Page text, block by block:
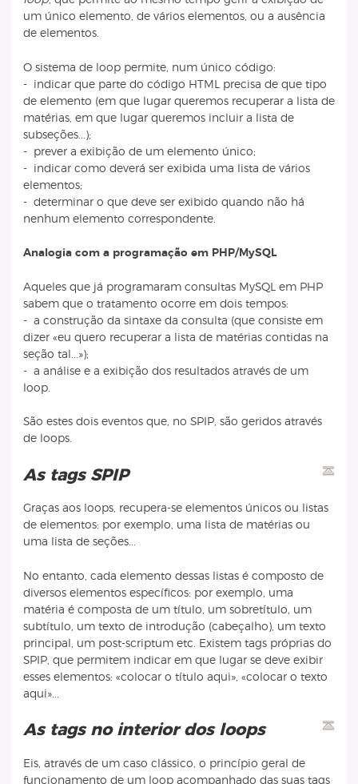
um único elemento, de vários elementos, ou a ausência
de elementos.
O sistema de loop permite, num único código:
- indicar que parte do código HTML precisa de que tipo
de elemento (em que lugar queremos recuperar a lista de
matérias, em que lugar queremos incluir a lista de
subseções...);
- prever a exibição de um elemento único;
- indicar como deverá ser exibida uma lista de vários
elementos;
- determinar o que deve ser exibido quando não há
nenhum elemento correspondente.
Analogia com a programação em PHP/MySQL
Aqueles que já programaram consultas MySQL em PHP
sabem que o tratamento ocorre em dois tempos:
- a construção da sintaxe da consulta (que consiste em
dizer «eu quero recuperar a lista de matérias contidas na
seção tal...»);
- a análise e a exibição dos resultados através de um
loop.
São estes dois eventos que, no SPIP, são geridos através
de loops.
As tags SPIP
Graças aos loops, recupera-se elementos únicos ou listas
de elementos: por exemplo, uma lista de matérias ou
uma lista de seções...
No entanto, cada elemento dessas listas é composto de
diversos elementos específicos: por exemplo, uma
matéria é composta de um título, um sobretítulo, um
subtítulo, um texto de introdução (cabeçalho), um texto
principal, um post-scriptum etc. Existem tags próprias do
SPIP, que permitem indicar em que lugar se deve exibir
esses elementos: «colocar o título aqui», «colocar o texto
aqui»...
As tags no interior dos loops
Eis, através de um caso clássico, o princípio geral de
funcionamento de um loop acompanhado das suas tags